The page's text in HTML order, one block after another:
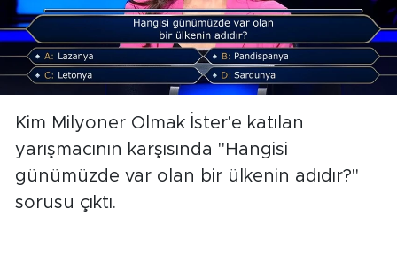
Kim Milyoner Olmak İster'e katılan
yarışmacının karşısında "Hangisi
günümüzde var olan bir ülkenin adıdır?"
sorusu çıktı.